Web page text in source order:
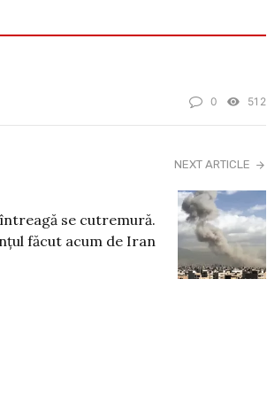
0 512
NEXT ARTICLE
se cutremură.
făcut acum de Iran